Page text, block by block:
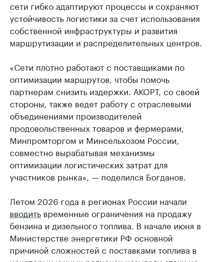
сети гибко адаптируют процессы и сохраняют
устойчивость логистики за счет использования
собственной инфраструктуры и развития
маршрутизации и распределительных центров.
«Сети плотно работают с поставщиками по
оптимизации маршрутов, чтобы помочь
партнерам снизить издержки. АКОРТ, со своей
стороны, также ведет работу с отраслевыми
объединениями производителей
продовольственных товаров и фермерами,
Минпромторгом и Минсельхозом России,
совместно вырабатывая механизмы
оптимизации логистических затрат для
участников рынка», — поделился Богданов.
Летом 2026 года в регионах России начали
вводить временные ограничения на продажу
бензина и дизельного топлива. В начале июня в
Министерстве энергетики РФ основной
причиной сложностей с поставками топлива в